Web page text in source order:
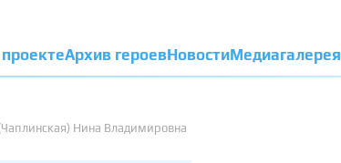
Архив героевНовостиМедиагалерея
Нина Владимировна